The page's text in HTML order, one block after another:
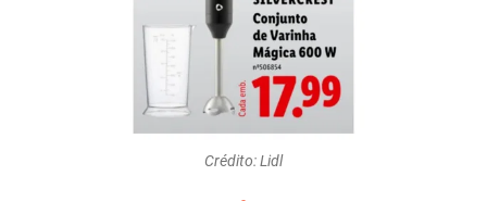
Crédito: Lidl